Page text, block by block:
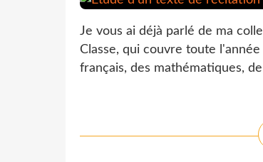
Je vous ai déjà parlé de ma
Classe, qui couvre toute
français, des mathématiques,